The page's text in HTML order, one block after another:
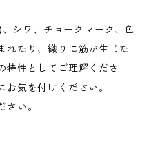
シワ、チョークマーク、色
れたり、織りに筋が生じた
特性としてご理解くださ
気を付けください。
い。